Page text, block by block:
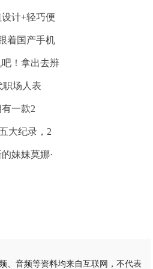
计+轻巧便
着国产手机
！拿出去辨
职场人表
一款2
大纪录，2
妹妹莫娜·
、音频等资料均来自互联网，不代表